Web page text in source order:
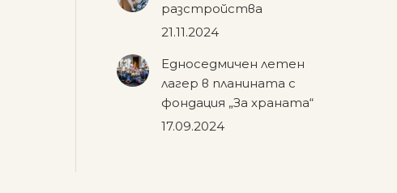
разстройства
21.11.2024
Едноседмичен летен
лагер в планината с
фондация „За храната“
17.09.2024